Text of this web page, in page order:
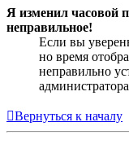
Я изменил часовой
неправильное!
Если вы
но время
неправильно
Вернуться к началу